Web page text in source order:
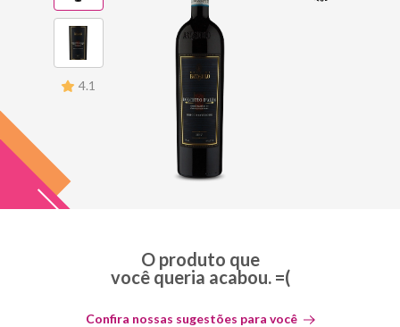
4.1
O produto que
você queria acabou. =(
Confira nossas sugestões para você